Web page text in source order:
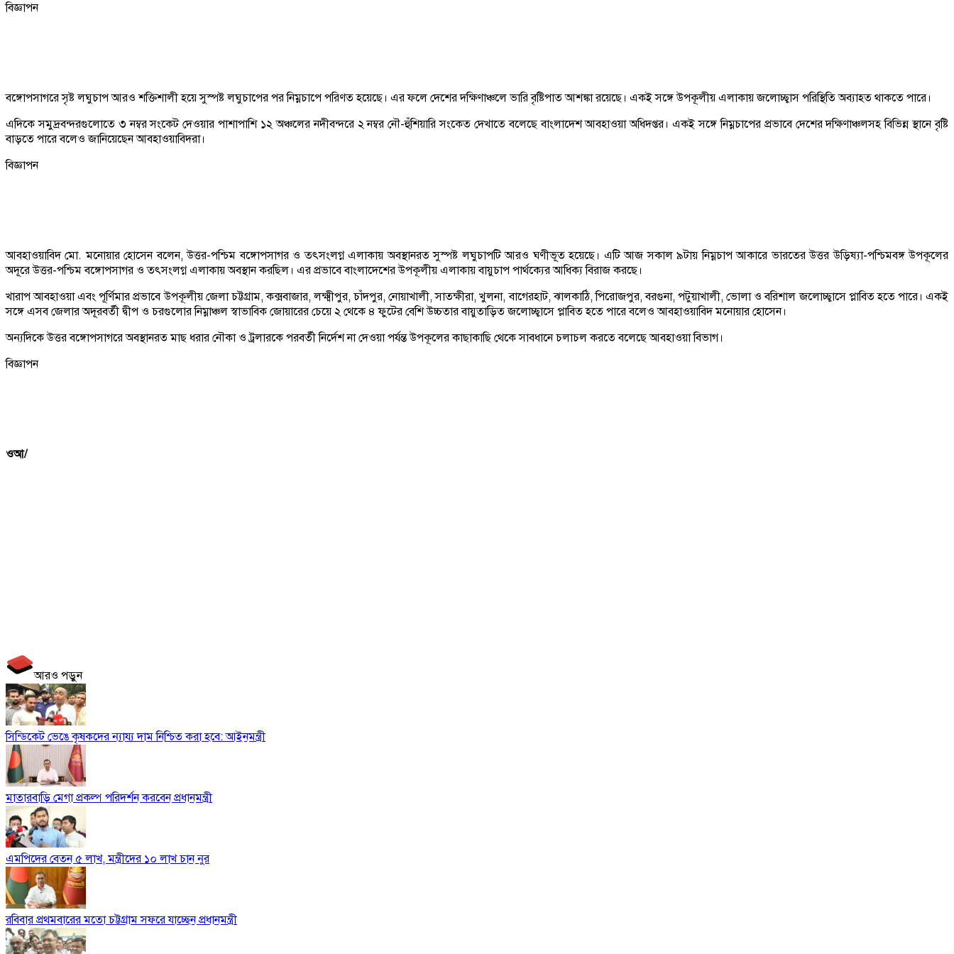
বিজ্ঞাপন
বঙ্গোপসাগরে সৃষ্ট লঘুচাপ আরও শক্তিশালী হয়ে সুস্পষ্ট লঘুচাপের পর নিম্নচাপে পরিণত হয়েছে। এর ফলে দেশের দক্ষিণাঞ্চলে ভারি বৃষ্টিপাত আশঙ্কা রয়েছে। একই সঙ্গে উপকূলীয় এলাকায় জলোচ্ছ্বাস পরিস্থিতি অব্যাহত থাকতে পারে।
এদিকে সমুদ্রবন্দরগুলোতে ৩ নম্বর সংকেট দেওয়ার পাশাপাশি ১২ অঞ্চলের নদীবন্দরে ২ নম্বর নৌ-হুঁশিয়ারি সংকেত দেখাতে বলেছে বাংলাদেশ আবহাওয়া অধিদপ্তর। একই সঙ্গে নিম্নচাপের প্রভাবে দেশের দক্ষিণাঞ্চলসহ বিভিন্ন স্থানে বৃষ্টি
বাড়তে পারে বলেও জানিয়েছেন আবহাওয়াবিদরা।
বিজ্ঞাপন
আবহাওয়াবিদ মো. মনোয়ার হোসেন বলেন, উত্তর-পশ্চিম বঙ্গোপসাগর ও তৎসংলগ্ন এলাকায় অবস্থানরত সুস্পষ্ট লঘুচাপটি আরও ঘণীভূত হয়েছে। এটি আজ সকাল ৯টায় নিম্নচাপ আকারে ভারতের উত্তর উড়িষ্যা-পশ্চিমবঙ্গ উপকূলের
অদূরে উত্তর-পশ্চিম বঙ্গোপসাগর ও তৎসংলগ্ন এলাকায় অবস্থান করছিল। এর প্রভাবে বাংলাদেশের উপকূলীয় এলাকায় বায়ুচাপ পার্থক্যের আধিক্য বিরাজ করছে।
খারাপ আবহাওয়া এবং পূর্ণিমার প্রভাবে উপকূলীয় জেলা চট্টগ্রাম, কক্সবাজার, লক্ষ্মীপুর, চাঁদপুর, নোয়াখালী, সাতক্ষীরা, খুলনা, বাগেরহাট, ঝালকাঠি, পিরোজপুর, বরগুনা, পটুয়াখালী, ভোলা ও বরিশাল জলোচ্ছ্বাসে প্লাবিত হতে পারে। একই
সঙ্গে এসব জেলার অদূরবর্তী দ্বীপ ও চরগুলোর নিম্নাঞ্চল স্বাভাবিক জোয়ারের চেয়ে ২ থেকে ৪ ফুটের বেশি উচ্চতার বায়ুতাড়িত জলোচ্ছ্বাসে প্লাবিত হতে পারে বলেও আবহাওয়াবিদ মনোয়ার হোসেন।
অন্যদিকে উত্তর বঙ্গোপসাগরে অবস্থানরত মাছ ধরার নৌকা ও ট্রলারকে পরবর্তী নির্দেশ না দেওয়া পর্যন্ত উপকূলের কাছাকাছি থেকে সাবধানে চলাচল করতে বলেছে আবহাওয়া বিভাগ।
বিজ্ঞাপন
ওআ/
আরও পড়ুন
সিন্ডিকেট ভেঙে কৃষকদের ন্যায্য দাম নিশ্চিত করা হবে: আইনমন্ত্রী
মাতারবাড়ি মেগা প্রকল্প পরিদর্শন করবেন প্রধানমন্ত্রী
এমপিদের বেতন ৫ লাখ, মন্ত্রীদের ১০ লাখ চান নুর
রবিবার প্রথমবারের মতো চট্টগ্রাম সফরে যাচ্ছেন প্রধানমন্ত্রী